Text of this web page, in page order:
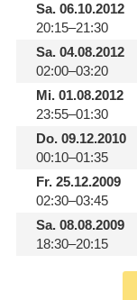
Sa.06.10.2012
20:15–21:30
Sa.04.08.2012
02:00–03:20
Mi.01.08.2012
23:55–01:30
Do.09.12.2010
00:10–01:35
Fr.25.12.2009
02:30–03:45
Sa.08.08.2009
18:30–20:15